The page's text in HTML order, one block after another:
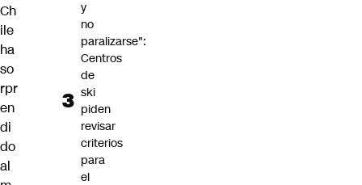
Ch
ile
ha
so
rpr
en
di
do
al
y
no
paralizarse":
Centros
de
ski
piden
revisar
criterios
para
el